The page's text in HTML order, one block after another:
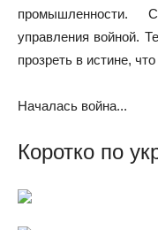
промышленности.
управления войной.
прозреть в истине,
Началась война...
Коротко по